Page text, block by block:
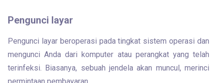
Pengunci layar
Pengunci layar beroperasi pada tingkat sistem operasi dan
mengunci Anda dari komputer atau perangkat yang telah
terinfeksi. Biasanya, sebuah jendela akan muncul, merinci